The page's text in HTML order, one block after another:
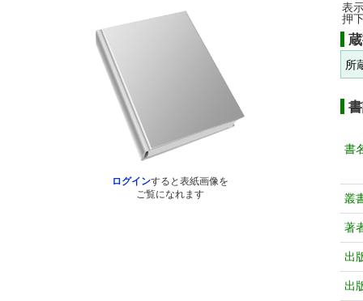
ログインすると表紙画像を
ご覧になれます
表
押
所
書
叢
著
出
出